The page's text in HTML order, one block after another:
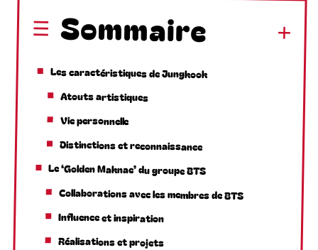
Sommaire
Les caractéristiques de Jungkook
Atouts artistiques
Vie personnelle
Distinctions et reconnaissance
Le ‘Golden Maknae’ du groupe BTS
Collaborations avec les membres de BTS
Influence et inspiration
Réalisations et projets